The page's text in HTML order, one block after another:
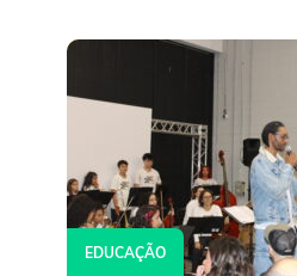
EDUCAÇÃO